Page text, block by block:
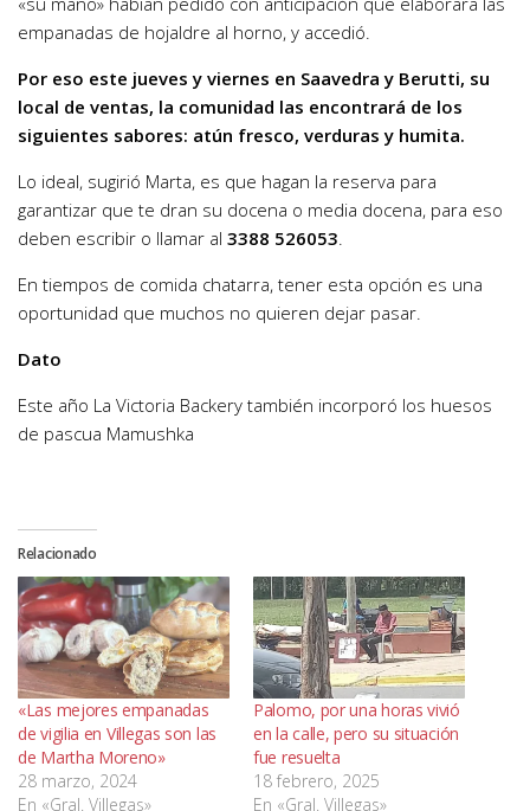
empanadas de hojaldre al horno, y accedió.
Por eso este jueves y viernes en Saavedra y Berutti, su
local de ventas, la comunidad las encontrará de los
siguientes sabores: atún fresco, verduras y humita.
Lo ideal, sugirió Marta, es que hagan la reserva para
garantizar que te dran su docena o media docena, para eso
deben escribir o llamar al 3388 526053.
En tiempos de comida chatarra, tener esta opción es una
oportunidad que muchos no quieren dejar pasar.
Dato
Este año La Victoria Backery también incorporó los huesos
de pascua Mamushka
Relacionado
«Las mejores empanadas
de vigilia en Villegas son las
de Martha Moreno»
28 marzo, 2024
En «Gral. Villegas»
Palomo, por una horas vivió
en la calle, pero su situación
fue resuelta
18 febrero, 2025
En «Gral. Villegas»